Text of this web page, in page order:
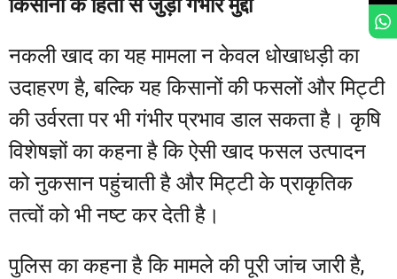
किसानों के हितों से जुड़ा गंभीर मुद्दा
नकली खाद का यह मामला न केवल धोखाधड़ी का
उदाहरण है, बल्कि यह किसानों की फसलों और मिट्टी
की उर्वरता पर भी गंभीर प्रभाव डाल सकता है। कृषि
विशेषज्ञों का कहना है कि ऐसी खाद फसल उत्पादन
को नुकसान पहुंचाती है और मिट्टी के प्राकृतिक
तत्वों को भी नष्ट कर देती है।
पुलिस का कहना है कि मामले की पूरी जांच जारी है,